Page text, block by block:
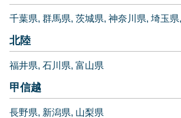
千葉県 群馬県 茨城県 神奈川県 埼玉県
北陸
福井県 石川県 富山県
甲信越
長野県 新潟県 山梨県